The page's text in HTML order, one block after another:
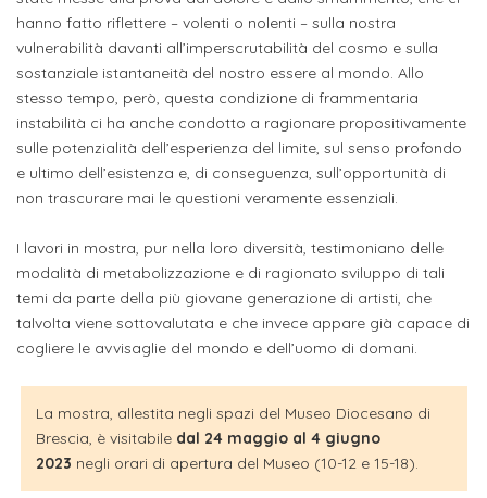
sede
TERZA
Progetti
Terza
Missione
CAPITALE
ITALIANA
DELLA
CULTURA
2023
DI
COLLABORAZIONE
Dipartimento
di
Progettazione
e
Arti
Applicate
DI
RICERCA
Arti
Visive
Umanesimo
Tecnologico
Iscrizione
a
corsi
singoli
Laboratori
sede
Servizio
di
stampa
Biblioteca
Opportunità
di
lavoro
Aziende
Iscriviti
alla
Newsletter
FSL
attività
per
gli
Istituti
Superiori
INCONTRIAMOCI
TUTTA
ITALIA
studente
hanno fatto riflettere – volenti o nolenti – sulla nostra
vulnerabilità davanti all’imperscrutabilità del cosmo e sulla
sostanziale istantaneità del nostro essere al mondo. Allo
stesso tempo, però, questa condizione di frammentaria
instabilità ci ha anche condotto a ragionare propositivamente
sulle potenzialità dell’esperienza del limite, sul senso profondo
e ultimo dell’esistenza e, di conseguenza, sull’opportunità di
non trascurare mai le questioni veramente essenziali.
I lavori in mostra, pur nella loro diversità, testimoniano delle
modalità di metabolizzazione e di ragionato sviluppo di tali
temi da parte della più giovane generazione di artisti, che
talvolta viene sottovalutata e che invece appare già capace di
cogliere le avvisaglie del mondo e dell’uomo di domani.
La mostra, allestita negli spazi del Museo Diocesano di
Brescia, è visitabile dal 24 maggio al 4 giugno
2023 negli orari di apertura del Museo (10-12 e 15-18).